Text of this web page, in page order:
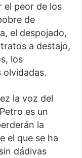
el peor de los
de
el despojado,
a destajo,
los
olvidadas.
la voz del
es un
la
el que se ha
dádivas